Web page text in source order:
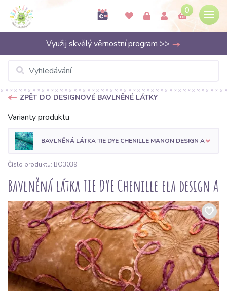
0
Využij skvělý věrnostní program >>
ZPĚT DO DESIGNOVÉ BAVLNĚNÉ LÁTKY
Varianty produktu
BAVLNĚNÁ LÁTKA TIE DYE CHENILLE MANON DESIGN A
Číslo produktu: BO3039
Bavlněná látka TIE DYE Chenille ela design A